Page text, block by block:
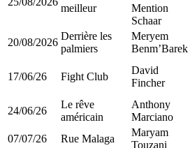
meilleur
Mention
Schaar
20/08/2026
Derrière les
palmiers
Meryem
Benm’Barek
17/06/26 Fight Club
David
Fincher
24/06/26
Le rêve
américain
Anthony
Marciano
07/07/26
Rue Malaga
Maryam
Touzani